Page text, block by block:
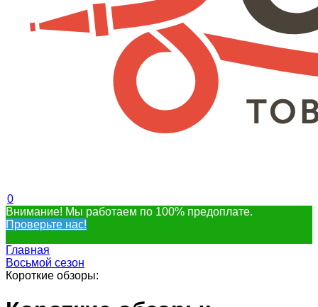
0
Внимание! Мы работаем по 100% предоплате.
Проверьте нас!
Главная
Восьмой сезон
Короткие обзоры: